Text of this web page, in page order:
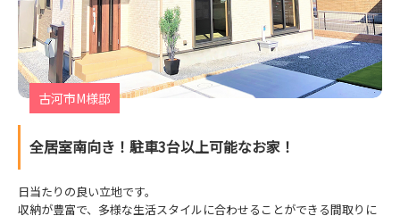
古河市M様邸
全居室南向き！駐車3台以上可能なお家！
日当たりの良い立地です。
収納が豊富で、多様な生活スタイルに合わせることができる間取りに